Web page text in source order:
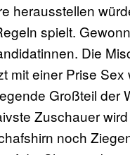
herausstellen
spielt.
Die
mit einer Prise
Großteil der
Zuschauer
noch